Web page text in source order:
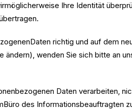
Ihre Identität
richtig und auf dem
ändern), wenden Sie sich bitte an
Daten verarbeiten,
des Informationsbeauftragten